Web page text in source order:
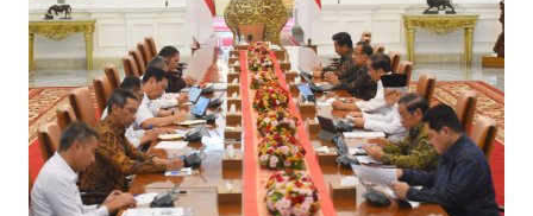
SAINS-TEKNO
KESEHATAN
INTERNASIONAL